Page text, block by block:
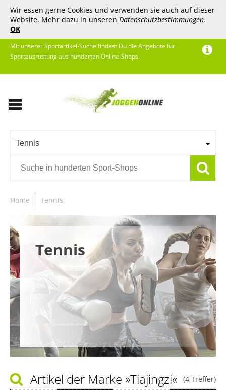
Wir essen gerne Cookies und verwenden sie auch auf dieser
Website. Mehr dazu in unseren Datenschutzbestimmungen.
OK
Mit unserer Sportartikel-Suche findest Du die Angebote für
Sportausrüstung aus hunderten Online-Shops.
Tennis
Home Tennis
Tennis
(4 Treffer)
Artikel der Marke »Tiajingzi«